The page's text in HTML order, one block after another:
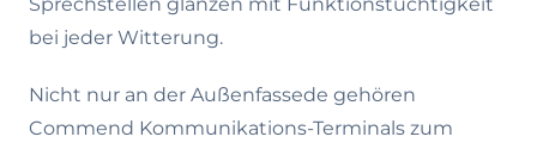
bei jeder Witterung.
Nicht nur an der Außenfassede gehören
Commend Kommunikations-Terminals zum